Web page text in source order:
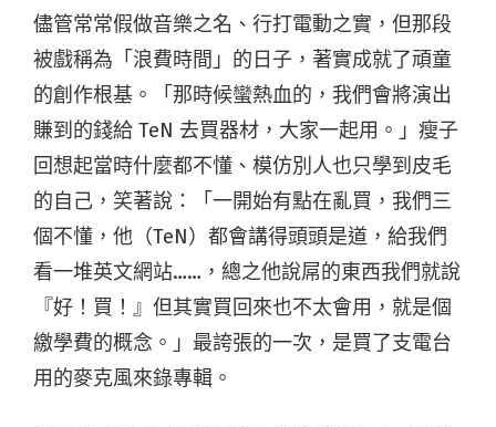
儘管常常假做音樂之名、行打電動之實，但那段
被戲稱為「浪費時間」的日子，著實成就了頑童
的創作根基。「那時候蠻熱血的，我們會將演出
賺到的錢給 TeN 去買器材，大家一起用。」瘦子
回想起當時什麼都不懂、模仿別人也只學到皮毛
的自己，笑著說：「一開始有點在亂買，我們三
個不懂，他（TeN）都會講得頭頭是道，給我們
看一堆英文網站……，總之他說屌的東西我們就說
『好！買！』但其實買回來也不太會用，就是個
繳學費的概念。」最誇張的一次，是買了支電台
用的麥克風來錄專輯。